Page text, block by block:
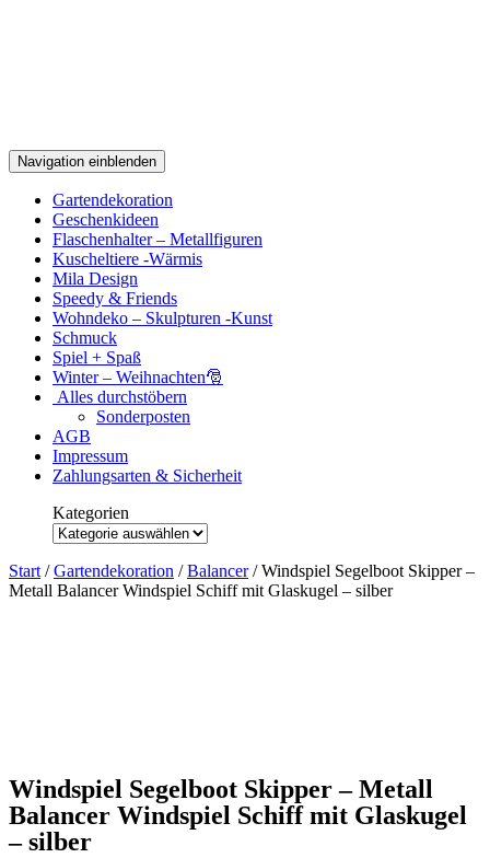
Navigation einblenden
Gartendekoration
Geschenkideen
Flaschenhalter – Metallfiguren
Kuscheltiere -Wärmis
Mila Design
Speedy & Friends
Wohndeko – Skulpturen -Kunst
Schmuck
Spiel + Spaß
Winter – Weihnachten🎅
Alles durchstöbern
Sonderposten
AGB
Impressum
Zahlungsarten & Sicherheit
Kategorien
Kategorien
Start /Gartendekoration /Balancer/ Windspiel Segelboot Skipper –
Metall Balancer Windspiel Schiff mit Glaskugel – silber
Windspiel Segelboot Skipper – Metall
Balancer Windspiel Schiff mit Glaskugel
– silber